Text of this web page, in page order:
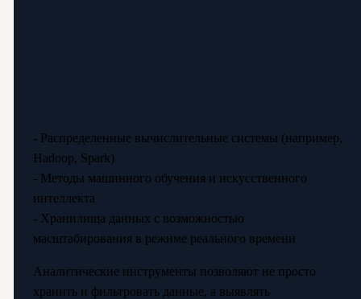
- Распределенные вычислительные системы (например,
Hadoop, Spark)
- Методы машинного обучения и искусственного
интеллекта
- Хранилища данных с возможностью
масштабирования в режиме реального времени
Аналитические инструменты позволяют не просто
хранить и фильтровать данные, а выявлять